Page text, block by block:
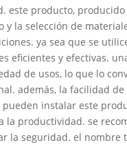
este producto,
y la selección de
ya sea que se
eficientes y efectivas.
de usos, lo que lo
además, la facilidad
pueden instalar este
la productividad. se
la seguridad. el nombre